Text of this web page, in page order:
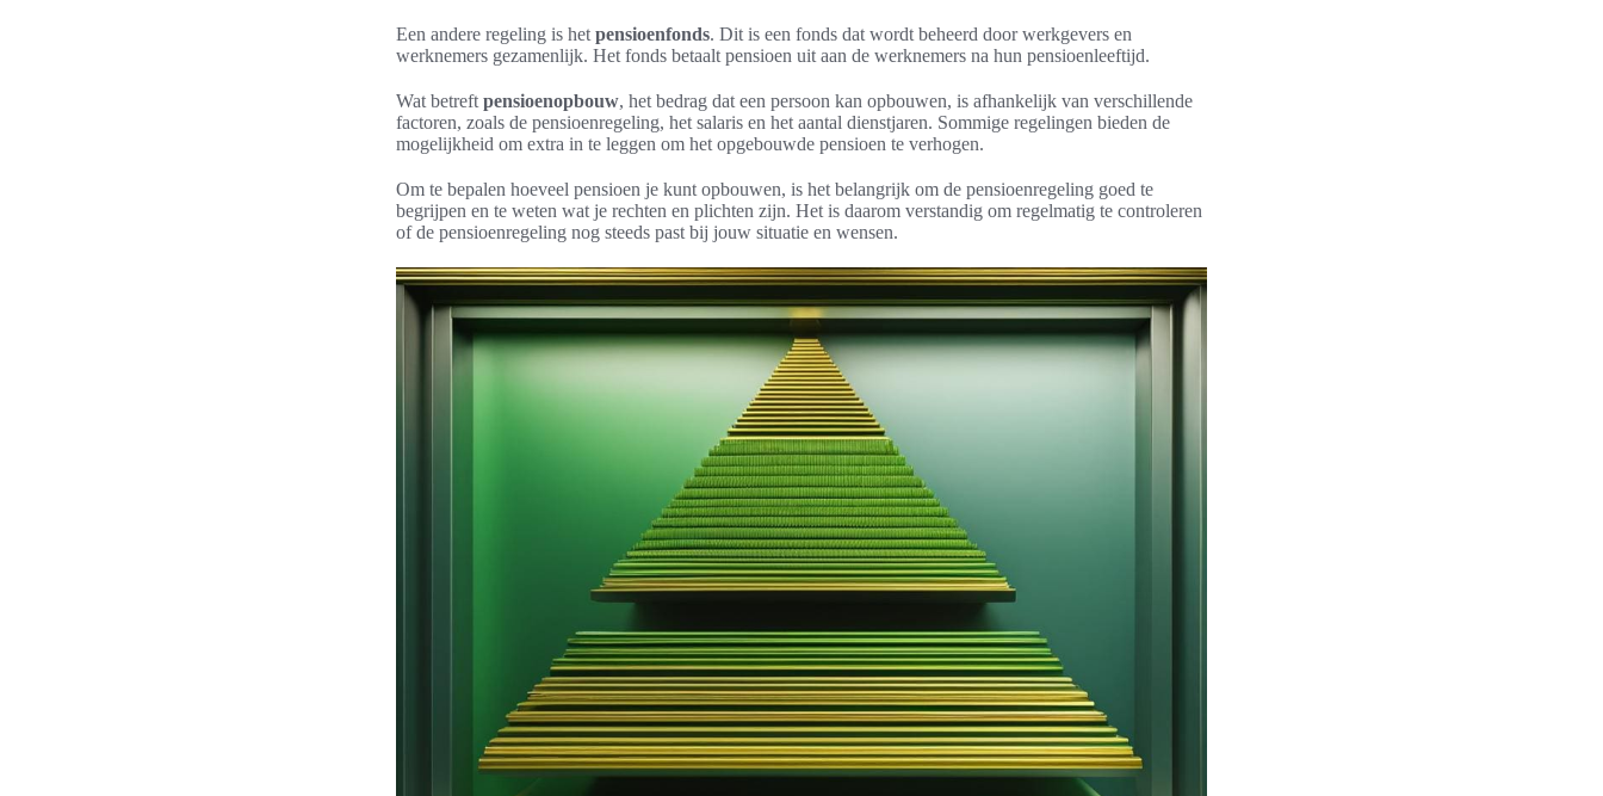
Een andere regeling is het pensioenfonds. Dit is een fonds dat wordt beheerd door werkgevers en
werknemers gezamenlijk. Het fonds betaalt pensioen uit aan de werknemers na hun pensioenleeftijd.
Wat betreft pensioenopbouw, het bedrag dat een persoon kan opbouwen, is afhankelijk van verschillende
factoren, zoals de pensioenregeling, het salaris en het aantal dienstjaren. Sommige regelingen bieden de
mogelijkheid om extra in te leggen om het opgebouwde pensioen te verhogen.
Om te bepalen hoeveel pensioen je kunt opbouwen, is het belangrijk om de pensioenregeling goed te
begrijpen en te weten wat je rechten en plichten zijn. Het is daarom verstandig om regelmatig te controleren
of de pensioenregeling nog steeds past bij jouw situatie en wensen.